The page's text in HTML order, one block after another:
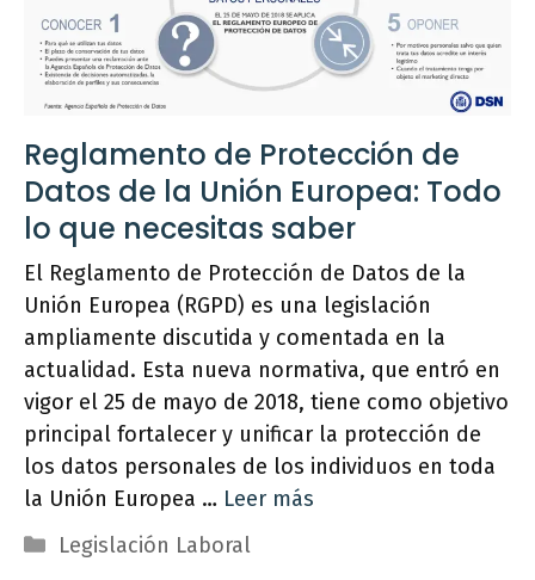
Reglamento de Protección de
Datos de la Unión Europea: Todo
lo que necesitas saber
El Reglamento de Protección de Datos de la
Unión Europea (RGPD) es una legislación
ampliamente discutida y comentada en la
actualidad. Esta nueva normativa, que entró en
vigor el 25 de mayo de 2018, tiene como objetivo
principal fortalecer y unificar la protección de
los datos personales de los individuos en toda
la Unión Europea … Leer más
Categorías
Legislación Laboral